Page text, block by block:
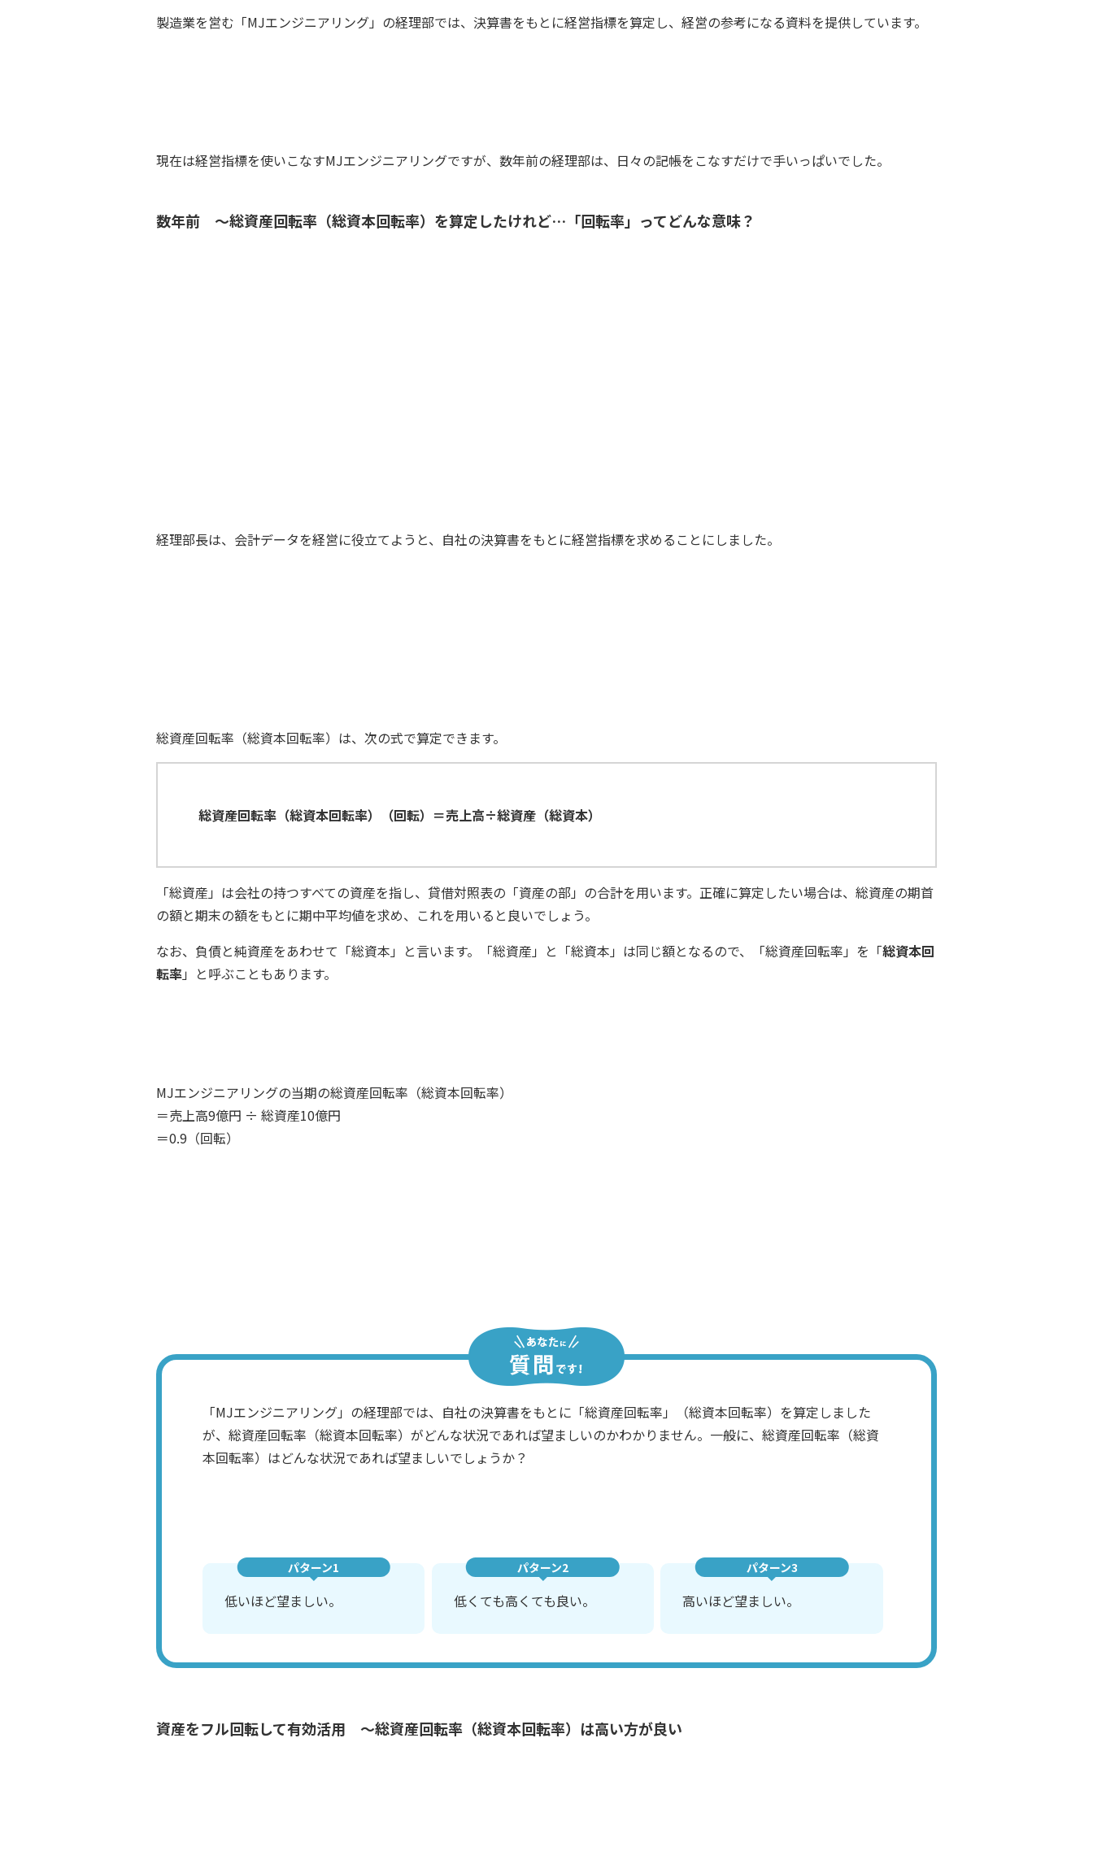
製造業を営む「MJエンジニアリング」の経理部では、決算書をもとに経営指標を算定し、経営の参考になる資料を提供しています。
現在は経営指標を使いこなすMJエンジニアリングですが、数年前の経理部は、日々の記帳をこなすだけで手いっぱいでした。
数年前 ～総資産回転率（総資本回転率）を算定したけれど…「回転率」ってどんな意味？
経理部長は、会計データを経営に役立てようと、自社の決算書をもとに経営指標を求めることにしました。
総資産回転率（総資本回転率）は、次の式で算定できます。
総資産回転率（総資本回転率）（回転）＝売上高÷総資産（総資本）
「総資産」は会社の持つすべての資産を指し、貸借対照表の「資産の部」の合計を用います。正確に算定したい場合は、総資産の期首
の額と期末の額をもとに期中平均値を求め、これを用いると良いでしょう。
なお、負債と純資産をあわせて「総資本」と言います。「総資産」と「総資本」は同じ額となるので、「総資産回転率」を「総資本回
転率」と呼ぶこともあります。
MJエンジニアリングの当期の総資産回転率（総資本回転率）
＝売上高9億円 ÷ 総資産10億円
＝0.9（回転）
「MJエンジニアリング」の経理部では、自社の決算書をもとに「総資産回転率」（総資本回転率）を算定しました
が、総資産回転率（総資本回転率）がどんな状況であれば望ましいのかわかりません。一般に、総資産回転率（総資
本回転率）はどんな状況であれば望ましいでしょうか？
パターン1
低いほど望ましい。
パターン2
低くても高くても良い。
パターン3
高いほど望ましい。
資産をフル回転して有効活用 ～総資産回転率（総資本回転率）は高い方が良い